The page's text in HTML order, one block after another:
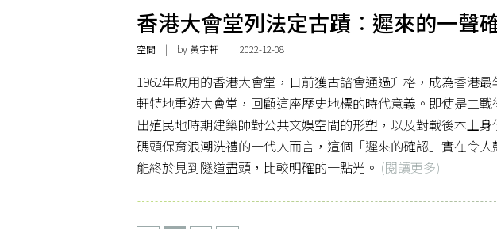
香港大會堂列法定古蹟︰遲來的一聲
空間 | by 黃宇軒 | 2022-12-08
1962年啟用的香港大會堂，日前獲古諮會通過升格，成為香港
軒特地重遊大會堂，回顧這座歷史地標的時代意義。即使是二
出殖民地時期建築師對公共文娛空間的形塑，以及對戰後本土
碼頭保育浪潮洗禮的一代人而言，這個「遲來的確認」實在令
能終於見到隧道盡頭，比較明確的一點光。 (閱讀更多)